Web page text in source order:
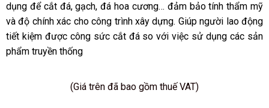
dụng để cắt đá, gạch, đá hoa cương… đảm bảo tính thẩm mỹ
và độ chính xác cho công trình xây dựng. Giúp người lao động
tiết kiệm được công sức cắt đá so với việc sử dụng các sản
phẩm truyền thống
(Giá trên đã bao gồm thuế VAT)